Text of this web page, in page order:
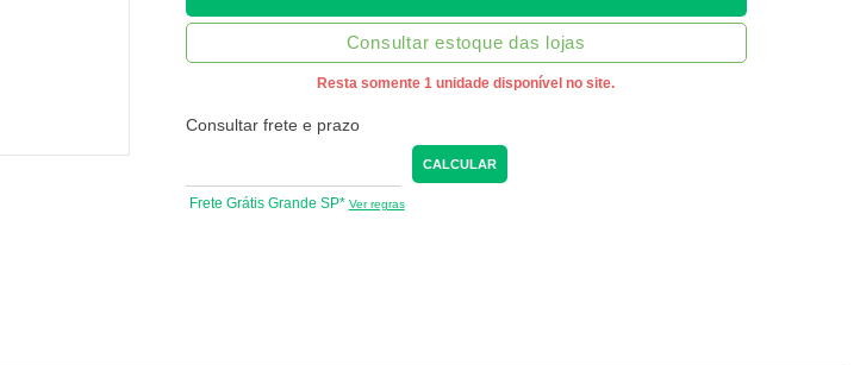
Consultar estoque das lojas
Resta somente 1 unidade disponível no site.
Consultar frete e prazo
CALCULAR
Frete Grátis Grande SP* Ver regras